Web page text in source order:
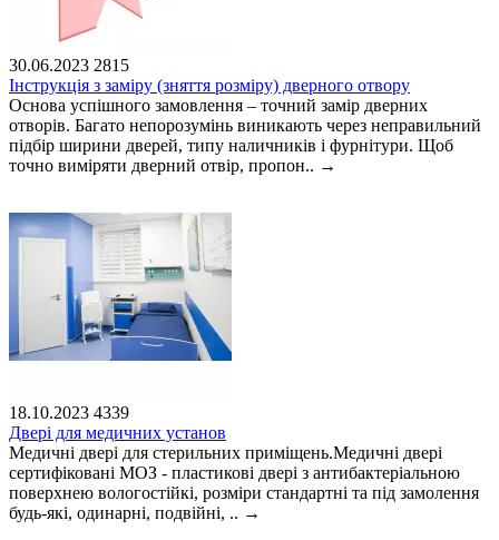
30.06.2023 2815
Інструкція з заміру (зняття розміру) дверного отвору
Основа успішного замовлення – точний замір дверних
отворів. Багато непорозумінь виникають через неправильний
підбір ширини дверей, типу наличників і фурнітури. Щоб
точно виміряти дверний отвір, пропон.. →
18.10.2023 4339
Двері для медичних установ
Медичні двері для стерильних приміщень.Медичні двері
сертифіковані МОЗ - пластикові двері з антибактеріальною
поверхнею вологостійкі, розміри стандартні та під замолення
будь-які, одинарні, подвійні, .. →